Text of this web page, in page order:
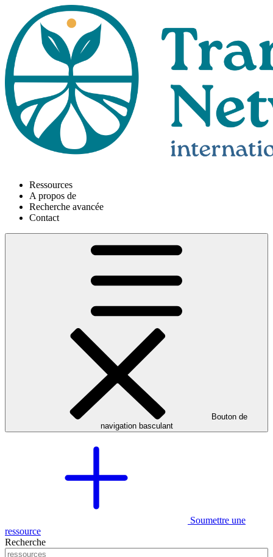
Ressources
A propos de
Recherche avancée
Contact
Bouton de
navigation basculant
Soumettre une
ressource
Recherche